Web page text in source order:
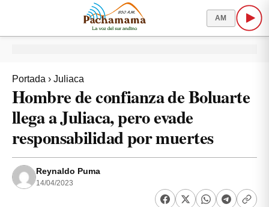
AM
Portada › Juliaca
Hombre de confianza de Boluarte
llega a Juliaca, pero evade
responsabilidad por muertes
Reynaldo Puma
14/04/2023